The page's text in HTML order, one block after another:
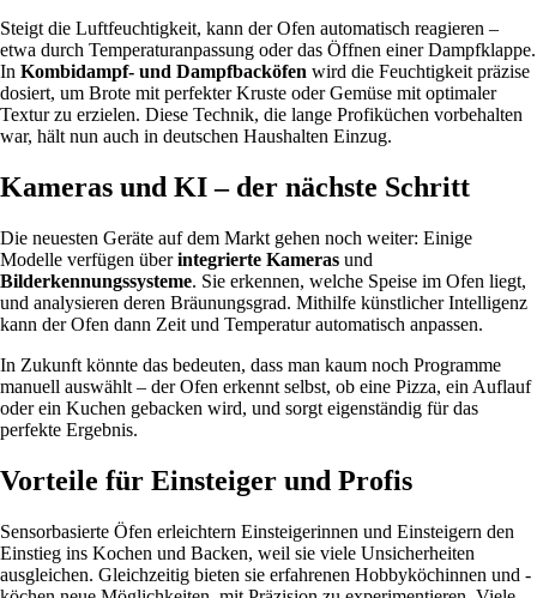
Steigt die Luftfeuchtigkeit, kann der Ofen automatisch reagieren –
etwa durch Temperaturanpassung oder das Öffnen einer Dampfklappe.
In Kombidampf- und Dampfbacköfen wird die Feuchtigkeit präzise
dosiert, um Brote mit perfekter Kruste oder Gemüse mit optimaler
Textur zu erzielen. Diese Technik, die lange Profiküchen vorbehalten
war, hält nun auch in deutschen Haushalten Einzug.
Kameras und KI – der nächste Schritt
Die neuesten Geräte auf dem Markt gehen noch weiter: Einige
Modelle verfügen überintegrierte Kameras und
Bilderkennungssysteme. Sie erkennen, welche Speise im Ofen liegt,
und analysieren deren Bräunungsgrad. Mithilfe künstlicher Intelligenz
kann der Ofen dann Zeit und Temperatur automatisch anpassen.
In Zukunft könnte das bedeuten, dass man kaum noch Programme
manuell auswählt – der Ofen erkennt selbst, ob eine Pizza, ein Auflauf
oder ein Kuchen gebacken wird, und sorgt eigenständig für das
perfekte Ergebnis.
Vorteile für Einsteiger und Profis
Sensorbasierte Öfen erleichtern Einsteigerinnen und Einsteigern den
Einstieg ins Kochen und Backen, weil sie viele Unsicherheiten
ausgleichen. Gleichzeitig bieten sie erfahrenen Hobbyköchinnen und -